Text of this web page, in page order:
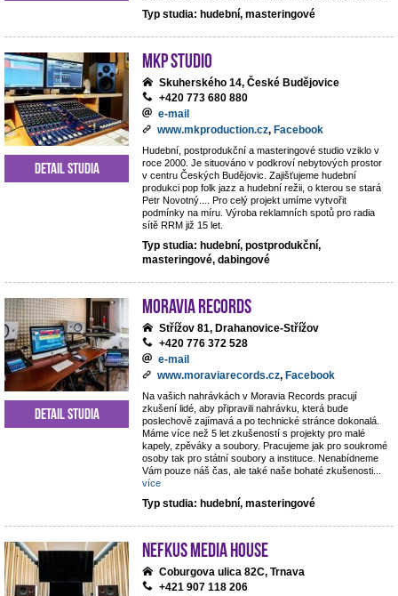
Typ studia: hudební, masteringové
MKP STUDIO
Skuherského 14, České Budějovice
+420 773 680 880
e-mail
www.mkproduction.cz, Facebook
Hudební, postprodukční a masteringové studio vziklo v
roce 2000. Je situováno v podkroví nebytových prostor
v centru Českých Budějovic. Zajišťujeme hudební
produkci pop folk jazz a hudební režii, o kterou se stará
Petr Novotný.... Pro celý projekt umíme vytvořit
podmínky na míru. Výroba reklamních spotů pro radia
sítě RRM již 15 let.
Typ studia: hudební, postprodukční,
masteringové, dabingové
Detail studia
Moravia Records
Střížov 81, Drahanovice-Střížov
+420 776 372 528
e-mail
www.moraviarecords.cz, Facebook
Na vašich nahrávkách v Moravia Records pracují
zkušení lidé, aby připravili nahrávku, která bude
poslechově zajímavá a po technické stránce dokonalá.
Máme více než 5 let zkušeností s projekty pro malé
kapely, zpěváky a soubory. Pracujeme jak pro soukromé
osoby tak pro státní soubory a instituce. Nenabídneme
Vám pouze náš čas, ale také naše bohaté zkušenosti
více
Typ studia: hudební, masteringové
Detail studia
NEFKUS Media House
Coburgova ulica 82C, Trnava
+421 907 118 206